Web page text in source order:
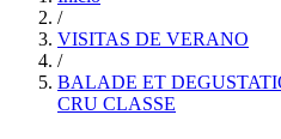
/
VISITAS DE VERANO
/
BALADE ET
CRU CLASSE